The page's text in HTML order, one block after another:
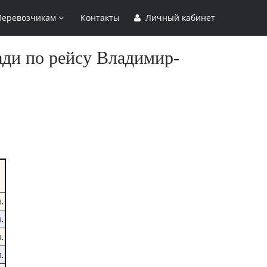
Контакты Личный кабинет
по рейсу Владимир-